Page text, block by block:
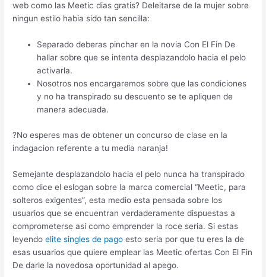
web como las Meetic dias gratis? Deleitarse de la mujer sobre
ningun estilo habia sido tan sencilla:
Separado deberas pinchar en la novia Con El Fin De
hallar sobre que se intenta desplazandolo hacia el pelo
activarla.
Nosotros nos encargaremos sobre que las condiciones
y no ha transpirado su descuento se te apliquen de
manera adecuada.
?No esperes mas de obtener un concurso de clase en la
indagacion referente a tu media naranja!
Semejante desplazandolo hacia el pelo nunca ha transpirado
como dice el eslogan sobre la marca comercial “Meetic, para
solteros exigentes”, esta medio esta pensada sobre los
usuarios que se encuentran verdaderamente dispuestas a
comprometerse asi­ como emprender la roce seria. Si estas
leyendoelite singles de pago esto seri­a por que tu eres la de
esas usuarios que quiere emplear las Meetic ofertas Con El Fin
De darle la novedosa oportunidad al apego.